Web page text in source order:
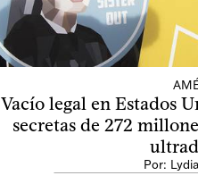
Vacío legal en Estados
secretas de 272
Por: